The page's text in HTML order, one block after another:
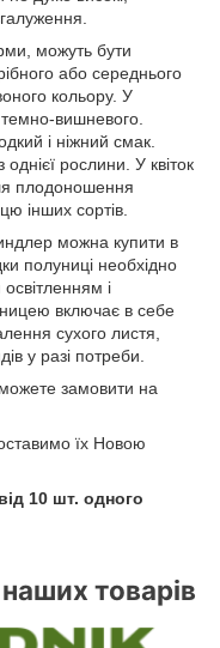
можуть бути
або середнього
кольору. У
вишневого.
і ніжний смак.
рослини. У квіток
плодоношення
інших сортів.
можна купити в
полуниці необхідно
і
включає в себе
сухого листя,
у разі потреби.
замовити на
їх Новою
10 шт. одного
товарів